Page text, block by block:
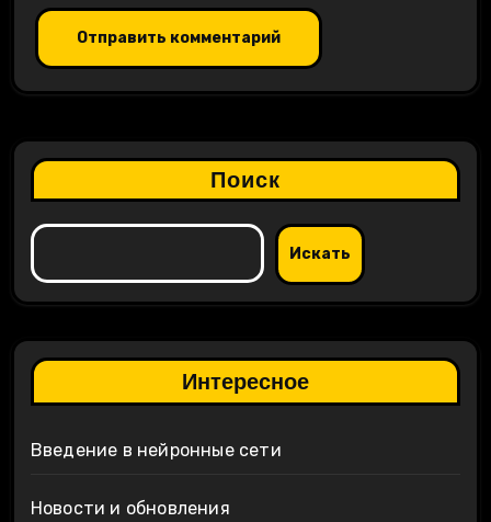
Поиск
Искать
Интересное
Введение в нейронные сети
Новости и обновления